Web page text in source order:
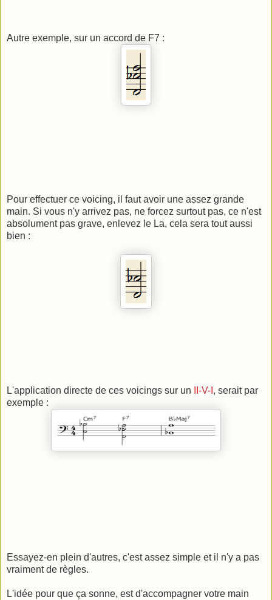
Autre exemple, sur un accord de F7 :
Pour effectuer ce voicing, il faut avoir une assez grande
main. Si vous n'y arrivez pas, ne forcez surtout pas, ce n'est
absolument pas grave, enlevez le La, cela sera tout aussi
bien :
L'application directe de ces voicings sur un II-V-I , serait par
exemple :
Essayez-en plein d'autres, c'est assez simple et il n'y a pas
vraiment de règles.
L'idée pour que ça sonne, est d'accompagner votre main